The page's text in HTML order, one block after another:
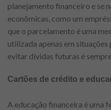
planejamento financeiro e se
econômicas, como um
que o parcelamento é uma
utilizada apenas em
evitar dívidas futuras é
Cartões de crédito e
A educação financeira é uma